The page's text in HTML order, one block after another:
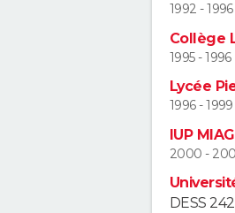
1992 - 1996
Collège
1995 - 1996
Lycée
1996 - 1999
IUP
2000 -
DESS